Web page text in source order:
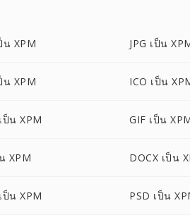
น XPM JPG เป็น
น XPM ICO เป็น
ป็น XPM GIF เป็น
XPM DOCX เป็น
ป็น XPM PSD เป็น